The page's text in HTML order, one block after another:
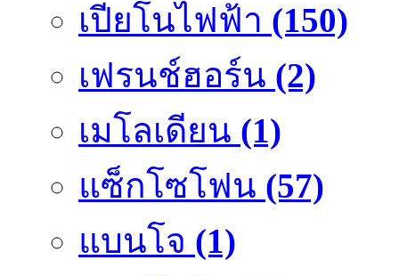
เปียโนไฟฟ้า (150)
เฟรนช์ฮอร์น (2)
เมโลเดียน (1)
แซ็กโซโฟน (57)
แบนโจ (1)